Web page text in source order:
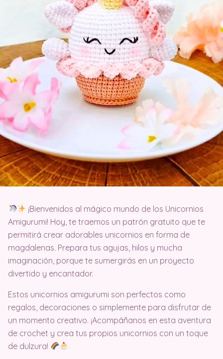
¡Bienvenidos al mágico mundo de los Unicornios
Amigurumi! Hoy, te traemos un patrón gratuito que te
permitirá crear adorables unicornios en forma de
magdalenas. Prepara tus agujas, hilos y mucha
imaginación, porque te sumergirás en un proyecto
divertido y encantador.
Estos unicornios amigurumi son perfectos como
regalos, decoraciones o simplemente para disfrutar de
un momento creativo. ¡Acompáñanos en esta aventura
de crochet y crea tus propios unicornios con un toque
de dulzura!